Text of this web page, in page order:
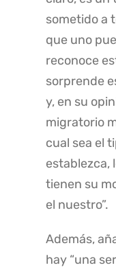
sometido a
que uno
reconoce
sorprende
y, en su
migratorio
cual sea el
establezca,
tienen su
el nuestro”.
Además,
hay “una